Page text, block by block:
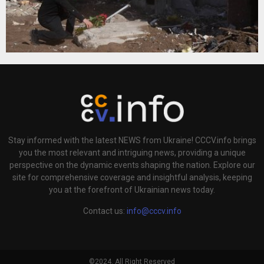
Stay informed with the latest NEWS from Ukraine! CCCV.info brings
you the most relevant and intriguing news, providing a unique
perspective on the dynamic events shaping the nation. Explore our
site for comprehensive coverage and insightful analysis, keeping
you at the forefront of Ukrainian news today.
Contact us: info@cccv.info
©2024. All Right Reserved